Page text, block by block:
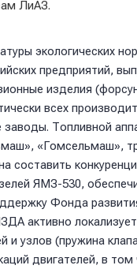
ЛиАЗ.
экологических
предприятий,
изделия
всех
Топливной
«Гомсельмаш»,
составить
ЯМЗ-530,
Фонда
активно
узлов (пружина
двигателей, в